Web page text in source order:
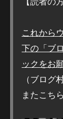
これから
下の「ブ
ックをお
（ブログ
またこち